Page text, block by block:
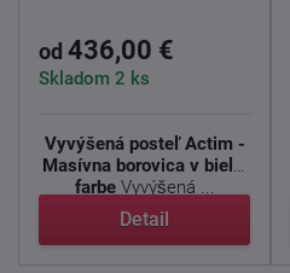
od 436,00 €
Skladom 2 ks
Vyvýšená posteľ Actim -
Masívna borovica v bielej
farbe Vyvýšená ...
Detail